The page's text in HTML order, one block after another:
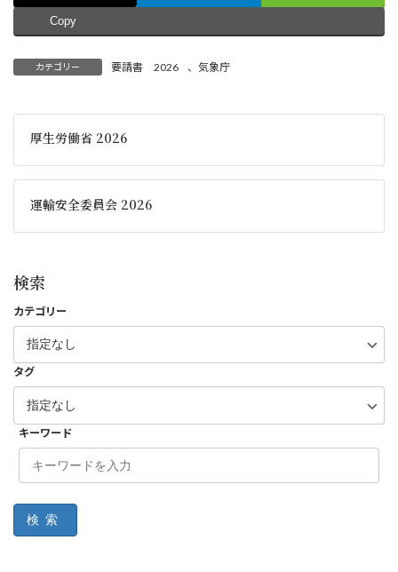
Copy
カテゴリー 要請書 2026 、 気象庁
厚生労働省 2026
運輸安全委員会 2026
検索
カテゴリー
タグ
キーワード
検索